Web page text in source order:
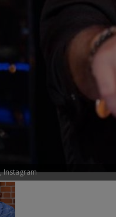
Instagram